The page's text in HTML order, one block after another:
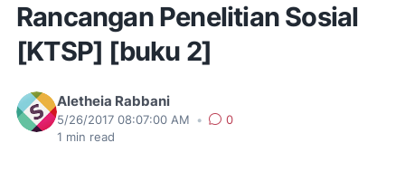
Rancangan Penelitian Sosial
[KTSP] [buku 2]
Aletheia Rabbani
5/26/2017 08:07:00 AM •
0
1 min read